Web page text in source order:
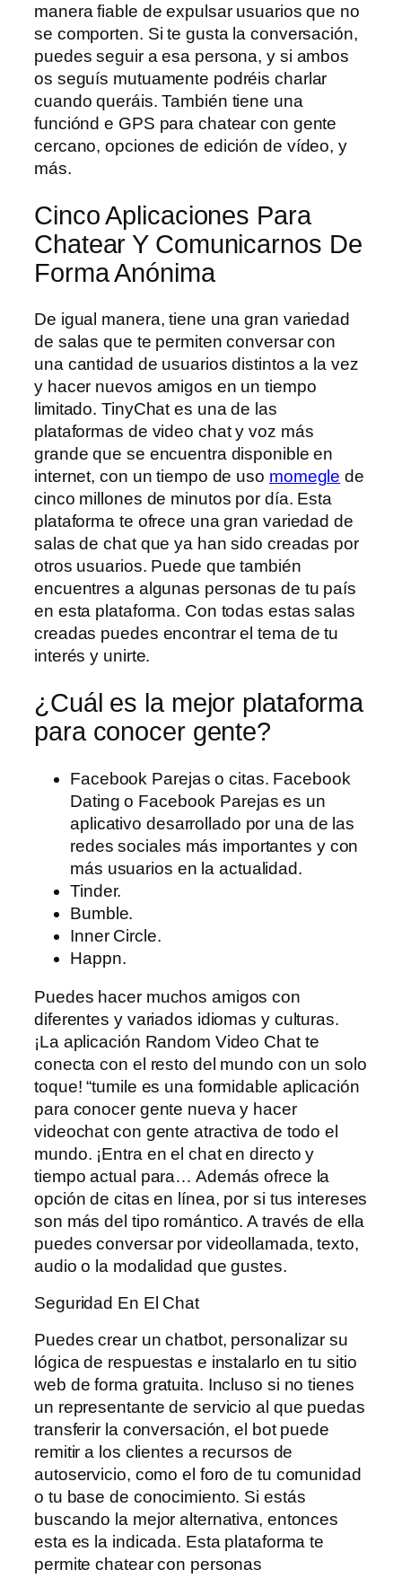
manera fiable de expulsar usuarios que no
se comporten. Si te gusta la conversación,
puedes seguir a esa persona, y si ambos
os seguís mutuamente podréis charlar
cuando queráis. También tiene una
funciónd e GPS para chatear con gente
cercano, opciones de edición de vídeo, y
más.
Cinco Aplicaciones Para
Chatear Y Comunicarnos De
Forma Anónima
De igual manera, tiene una gran variedad
de salas que te permiten conversar con
una cantidad de usuarios distintos a la vez
y hacer nuevos amigos en un tiempo
limitado. TinyChat es una de las
plataformas de video chat y voz más
grande que se encuentra disponible en
internet, con un tiempo de uso momegle de
cinco millones de minutos por día. Esta
plataforma te ofrece una gran variedad de
salas de chat que ya han sido creadas por
otros usuarios. Puede que también
encuentres a algunas personas de tu país
en esta plataforma. Con todas estas salas
creadas puedes encontrar el tema de tu
interés y unirte.
¿Cuál es la mejor plataforma
para conocer gente?
Facebook Parejas o citas. Facebook
Dating o Facebook Parejas es un
aplicativo desarrollado por una de las
redes sociales más importantes y con
más usuarios en la actualidad.
Tinder.
Bumble.
Inner Circle.
Happn.
Puedes hacer muchos amigos con
diferentes y variados idiomas y culturas.
¡La aplicación Random Video Chat te
conecta con el resto del mundo con un solo
toque! “tumile es una formidable aplicación
para conocer gente nueva y hacer
videochat con gente atractiva de todo el
mundo. ¡Entra en el chat en directo y
tiempo actual para… Además ofrece la
opción de citas en línea, por si tus intereses
son más del tipo romántico. A través de ella
puedes conversar por videollamada, texto,
audio o la modalidad que gustes.
Seguridad En El Chat
Puedes crear un chatbot, personalizar su
lógica de respuestas e instalarlo en tu sitio
web de forma gratuita. Incluso si no tienes
un representante de servicio al que puedas
transferir la conversación, el bot puede
remitir a los clientes a recursos de
autoservicio, como el foro de tu comunidad
o tu base de conocimiento. Si estás
buscando la mejor alternativa, entonces
esta es la indicada. Esta plataforma te
permite chatear con personas